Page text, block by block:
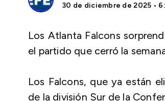
30 de diciembre de 2025 •
Los Atlanta Falcons
el partido que cerró la
Los Falcons, que ya están
de la división Sur de la